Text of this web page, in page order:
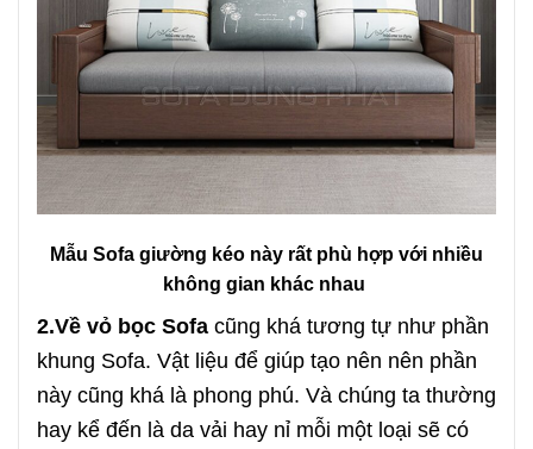
Mẫu Sofa giường kéo này rất phù hợp với nhiều
không gian khác nhau
2.Về vỏ bọc Sofa cũng khá tương tự như phần
khung Sofa. Vật liệu để giúp tạo nên nên phần
này cũng khá là phong phú. Và chúng ta thường
hay kể đến là da vải hay nỉ mỗi một loại sẽ có